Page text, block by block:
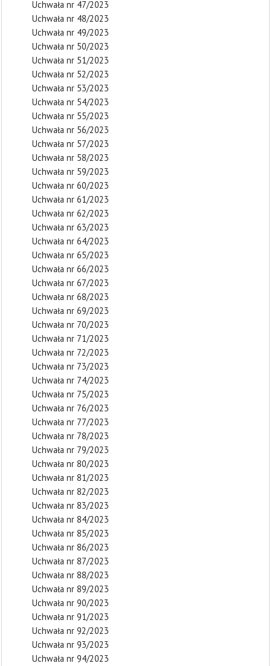
Uchwała nr 47/2023
Uchwała nr 48/2023
Uchwała nr 49/2023
Uchwała nr 50/2023
Uchwała nr 51/2023
Uchwała nr 52/2023
Uchwała nr 53/2023
Uchwała nr 54/2023
Uchwała nr 55/2023
Uchwała nr 56/2023
Uchwała nr 57/2023
Uchwała nr 58/2023
Uchwała nr 59/2023
Uchwała nr 60/2023
Uchwała nr 61/2023
Uchwała nr 62/2023
Uchwała nr 63/2023
Uchwała nr 64/2023
Uchwała nr 65/2023
Uchwała nr 66/2023
Uchwała nr 67/2023
Uchwała nr 68/2023
Uchwała nr 69/2023
Uchwała nr 70/2023
Uchwała nr 71/2023
Uchwała nr 72/2023
Uchwała nr 73/2023
Uchwała nr 74/2023
Uchwała nr 75/2023
Uchwała nr 76/2023
Uchwała nr 77/2023
Uchwała nr 78/2023
Uchwała nr 79/2023
Uchwała nr 80/2023
Uchwała nr 81/2023
Uchwała nr 82/2023
Uchwała nr 83/2023
Uchwała nr 84/2023
Uchwała nr 85/2023
Uchwała nr 86/2023
Uchwała nr 87/2023
Uchwała nr 88/2023
Uchwała nr 89/2023
Uchwała nr 90/2023
Uchwała nr 91/2023
Uchwała nr 92/2023
Uchwała nr 93/2023
Uchwała nr 94/2023